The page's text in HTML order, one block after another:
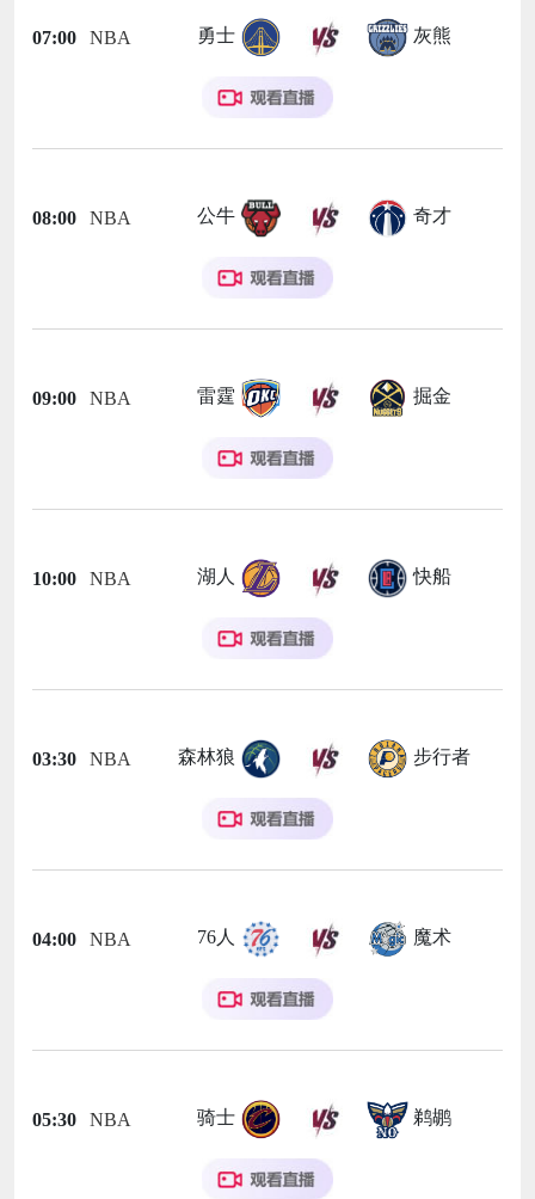
07:00 NBA 勇士 灰熊
08:00 NBA 公牛 奇才
09:00 NBA 雷霆 掘金
10:00 NBA 湖人 快船
03:30 NBA 森林狼 步行者
04:00 NBA 76人 魔术
05:30 NBA 骑士 鹈鹕